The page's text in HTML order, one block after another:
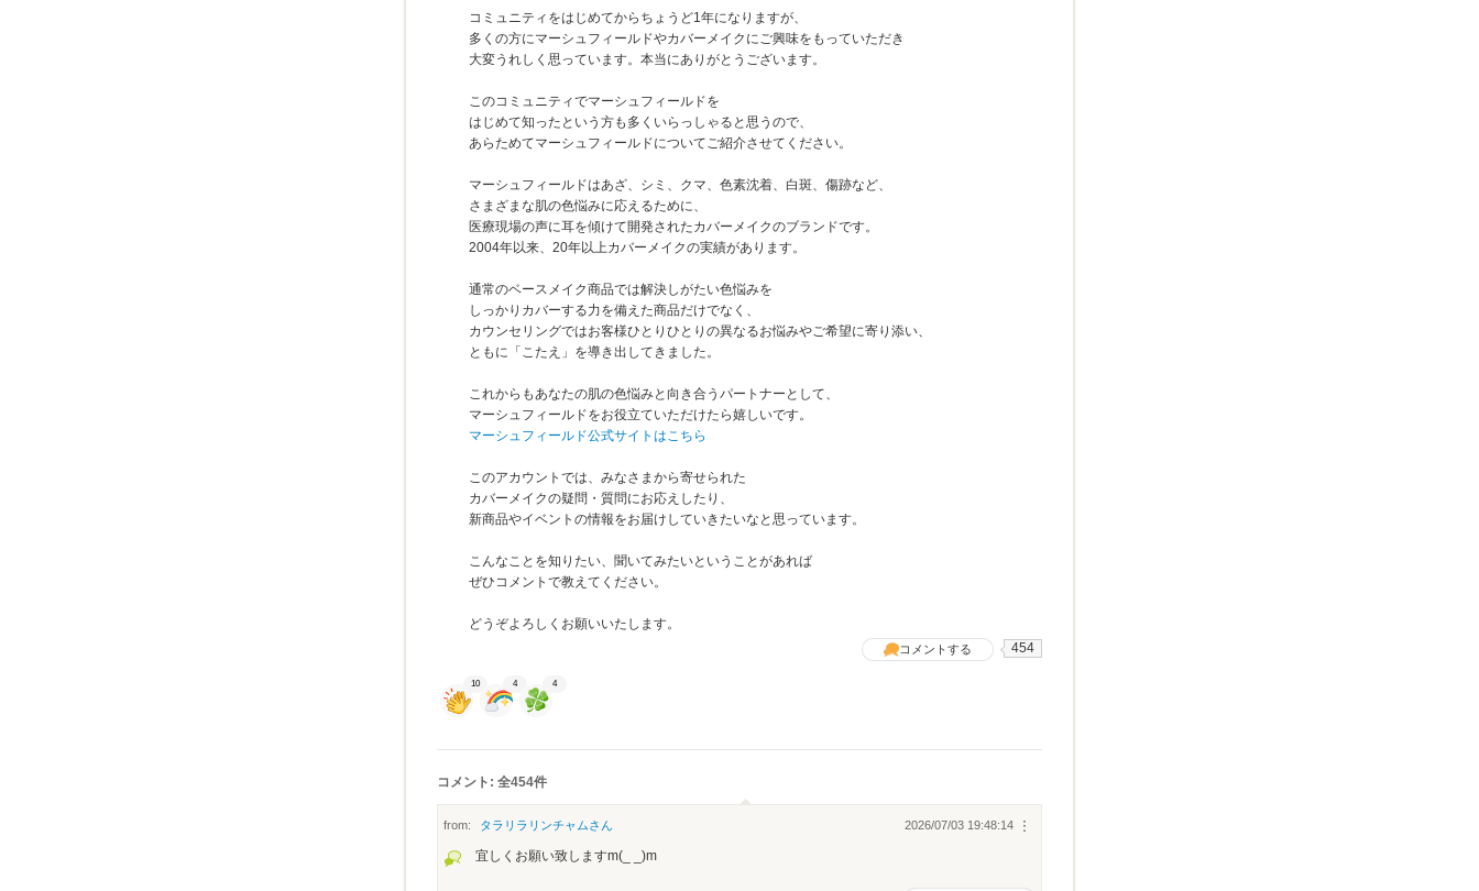
コミュニティをはじめてからちょうど1年になりますが、
多くの方にマーシュフィールドやカバーメイクにご興味をもっていただき
大変うれしく思っています。本当にありがとうございます。
このコミュニティでマーシュフィールドを
はじめて知ったという方も多くいらっしゃると思うので、
あらためてマーシュフィールドについてご紹介させてください。
マーシュフィールドはあざ、シミ、クマ、色素沈着、白斑、傷跡など、
さまざまな肌の色悩みに応えるために、
医療現場の声に耳を傾けて開発されたカバーメイクのブランドです。
2004年以来、20年以上カバーメイクの実績があります。
通常のベースメイク商品では解決しがたい色悩みを
しっかりカバーする力を備えた商品だけでなく、
カウンセリングではお客様ひとりひとりの異なるお悩みやご希望に寄り添い、
ともに「こたえ」を導き出してきました。
これからもあなたの肌の色悩みと向き合うパートナーとして、
マーシュフィールドをお役立ていただけたら嬉しいです。
マーシュフィールド公式サイトはこちら
このアカウントでは、みなさまから寄せられた
カバーメイクの疑問・質問にお応えしたり、
新商品やイベントの情報をお届けしていきたいなと思っています。
こんなことを知りたい、聞いてみたいということがあれば
ぜひコメントで教えてください。
どうぞよろしくお願いいたします。
コメントする 454
10 4 4
コメント: 全454件
from: タラリラリンチャムさん ︙
2026/07/03 19:48:14
宜しくお願い致しますm(_ _)m